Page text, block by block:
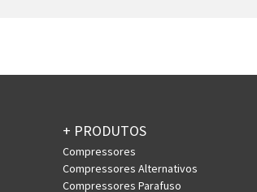
+ PRODUTOS
Compressores
Compressores Alternativos
Compressores Parafuso